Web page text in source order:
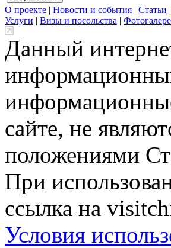
О проекте | Новости и события | Статьи |
Услуги | Визы и посольства |
Данный
сайте, не
положениями
При
ссылка на
Условия